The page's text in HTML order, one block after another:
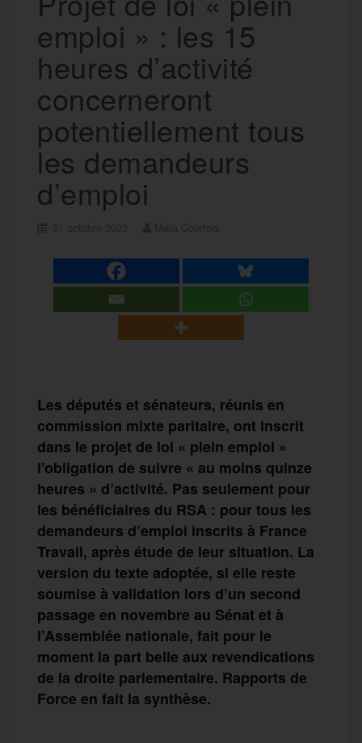
emploi » : les 15
heures d’activité
concerneront
potentiellement tous
les demandeurs
d’emploi
Les députés et sénateurs, réunis en
commission mixte paritaire, ont inscrit
dans le projet de loi « plein emploi »
l’obligation de suivre « au moins quinze
heures » d’activité. Pas seulement pour
les bénéficiaires du RSA : pour tous les
demandeurs d’emploi inscrits à France
Travail, après étude de leur situation. La
version du texte adoptée, si elle reste
soumise à validation lors d’un second
passage en novembre au Sénat et à
l’Assemblée nationale, fait pour le
moment la part belle aux revendications
de la droite parlementaire. Rapports de
Force en fait la synthèse.